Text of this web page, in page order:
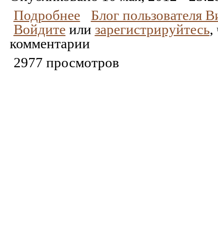
Подробнее
Блог пользователя
Войдите или зарегистрируйтесь,
комментарии
2977 просмотров